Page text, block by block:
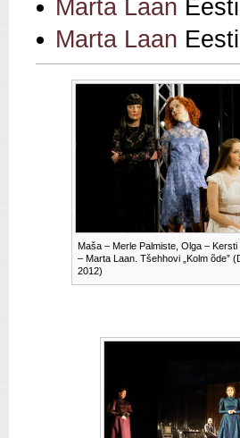
Marta Laan
Marta Laan
Maša – Merle Palmiste, Olga – Kersti
– Marta Laan. Tšehhovi „Kolm õde”
2012)